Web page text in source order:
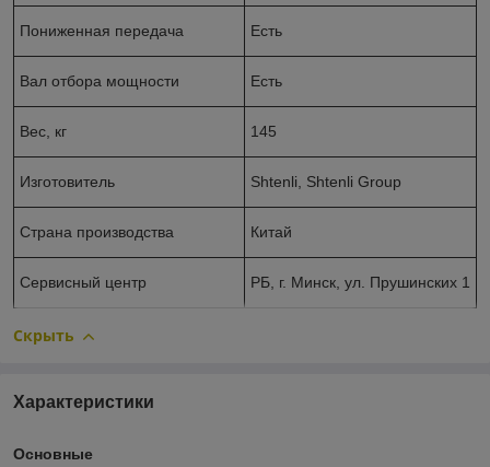
Пониженная передача Есть
Вал отбора мощности Есть
Вес, кг 145
Изготовитель Shtenli, Shtenli Group
Страна производства Китай
Сервисный центр РБ, г. Минск, ул. Прушинских 1
Скрыть
Характеристики
Основные